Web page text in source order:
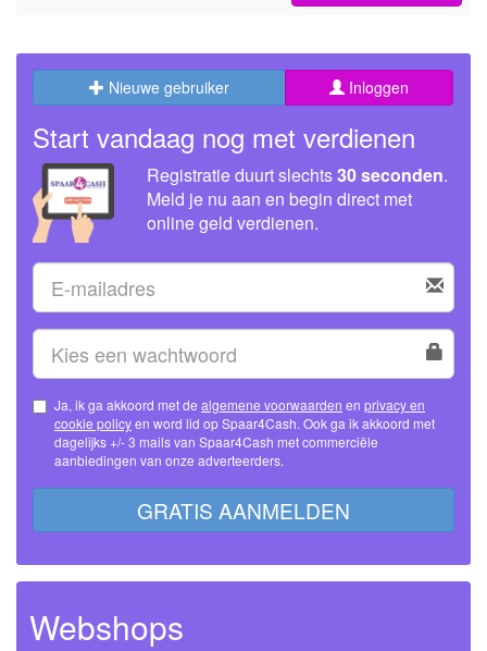
Nieuwe gebruiker Inloggen
Start vandaag nog met verdienen
Registratie duurt slechts30 seconden.
Meld je nu aan en begin direct met
online geld verdienen.
Ja, ik ga akkoord met de algemene voorwaarden en privacy en
cookie policy
dagelijks +/- 3 mails van Spaar4Cash met commerciële
aanbiedingen van onze adverteerders.
GRATIS AANMELDEN
Webshops